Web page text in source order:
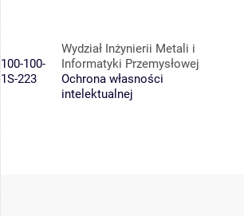
100-100-
1S-223
Wydział Inżynierii Metali i
Informatyki Przemysłowej
Ochrona własności
intelektualnej